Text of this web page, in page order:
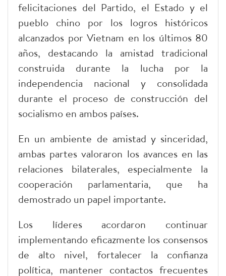
felicitaciones del Partido, el Estado y el
pueblo chino por los logros históricos
alcanzados por Vietnam en los últimos 80
años, destacando la amistad tradicional
construida durante la lucha por la
independencia nacional y consolidada
durante el proceso de construcción del
socialismo en ambos países.
En un ambiente de amistad y sinceridad,
ambas partes valoraron los avances en las
relaciones bilaterales, especialmente la
cooperación parlamentaria, que ha
demostrado un papel importante.
Los líderes acordaron continuar
implementando eficazmente los consensos
de alto nivel, fortalecer la confianza
política, mantener contactos frecuentes